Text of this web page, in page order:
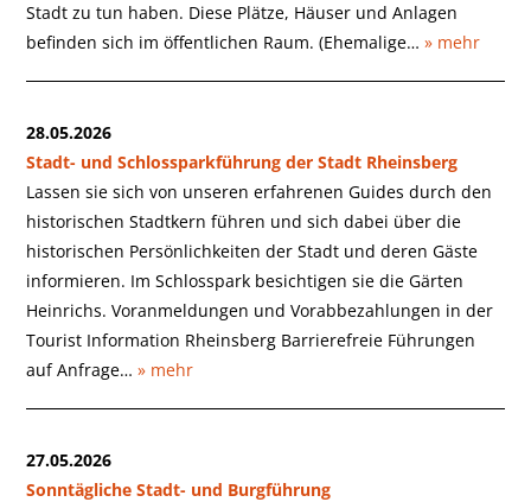
Stadt zu tun haben. Diese Plätze, Häuser und Anlagen
befinden sich im öffentlichen Raum. (Ehemalige…» mehr
28.05.2026
Stadt- und Schlossparkführung der Stadt Rheinsberg
Lassen sie sich von unseren erfahrenen Guides durch den
historischen Stadtkern führen und sich dabei über die
historischen Persönlichkeiten der Stadt und deren Gäste
informieren. Im Schlosspark besichtigen sie die Gärten
Heinrichs. Voranmeldungen und Vorabbezahlungen in der
Tourist Information Rheinsberg Barrierefreie Führungen
auf Anfrage…» mehr
27.05.2026
Sonntägliche Stadt- und Burgführung